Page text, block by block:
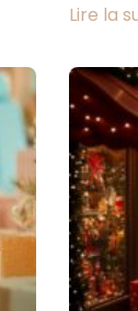
Lire la